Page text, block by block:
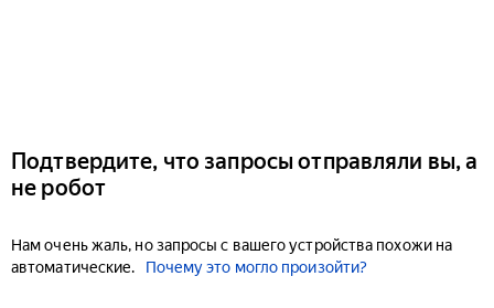
Подтвердите, что запросы отправляли вы, а
не робот
Нам очень жаль, но запросы с вашего устройства похожи на
автоматические.
Почему это могло произойти?